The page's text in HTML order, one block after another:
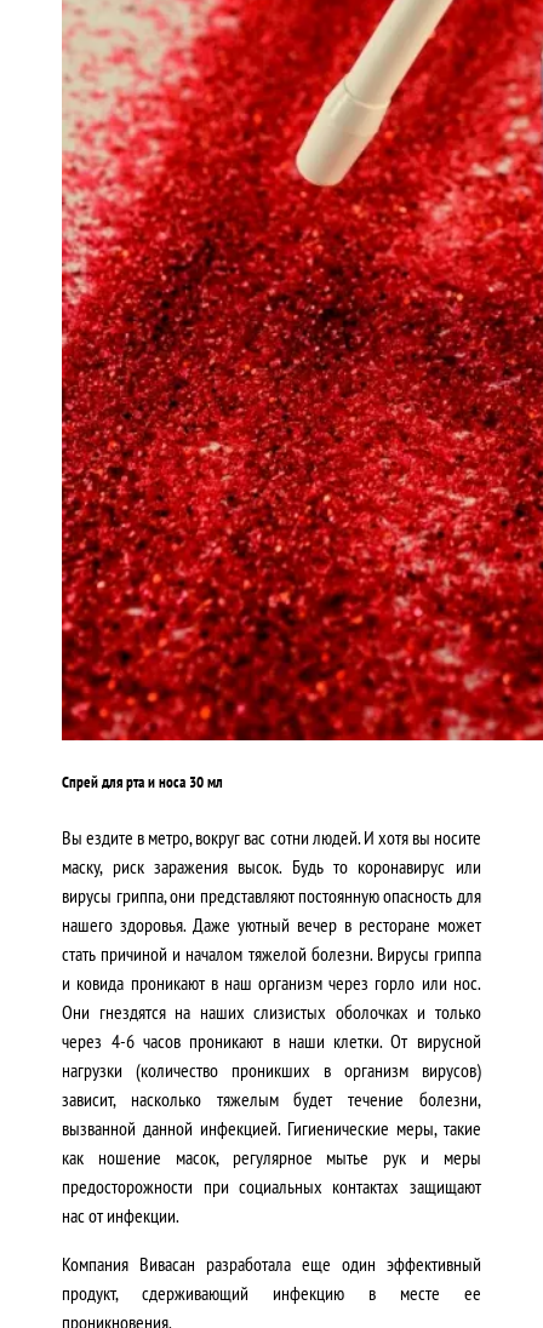
Спрей для рта и носа 30 мл
Вы ездите в метро, вокруг вас сотни людей. И хотя вы носите
маску, риск заражения высок. Будь то коронавирус или
вирусы гриппа, они представляют постоянную опасность для
нашего здоровья. Даже уютный вечер в ресторане может
стать причиной и началом тяжелой болезни. Вирусы гриппа
и ковида проникают в наш организм через горло или нос.
Они гнездятся на наших слизистых оболочках и только
через 4-6 часов проникают в наши клетки. От вирусной
нагрузки (количество проникших в организм вирусов)
зависит, насколько тяжелым будет течение болезни,
вызванной данной инфекцией. Гигиенические меры, такие
как ношение масок, регулярное мытье рук и меры
предосторожности при социальных контактах защищают
нас от инфекции.
Компания Вивасан разработала еще один эффективный
продукт, сдерживающий инфекцию в месте ее
проникновения.